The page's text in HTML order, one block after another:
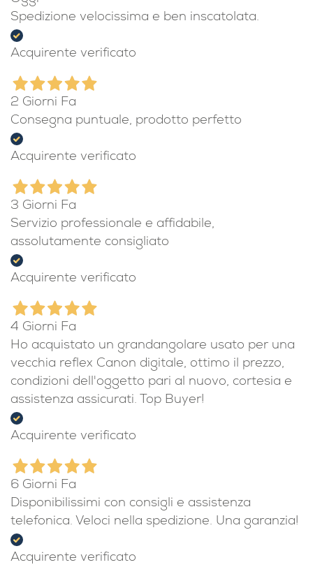
Spedizione velocissima e ben inscatolata.
Acquirente verificato
2 Giorni Fa
Consegna puntuale, prodotto perfetto
Acquirente verificato
3 Giorni Fa
Servizio professionale e affidabile,
assolutamente consigliato
Acquirente verificato
4 Giorni Fa
Ho acquistato un grandangolare usato per una
vecchia reflex Canon digitale, ottimo il prezzo,
condizioni dell'oggetto pari al nuovo, cortesia e
assistenza assicurati. Top Buyer!
Acquirente verificato
6 Giorni Fa
Disponibilissimi con consigli e assistenza
telefonica. Veloci nella spedizione. Una garanzia!
Acquirente verificato